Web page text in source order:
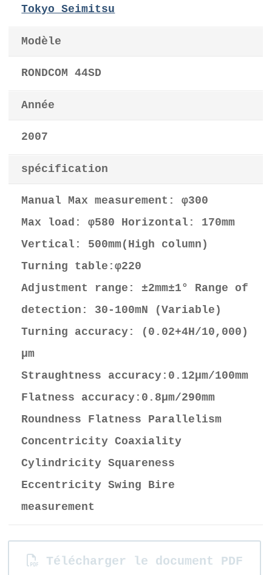
Tokyo Seimitsu
Modèle
RONDCOM 44SD
Année
2007
spécification
Manual Max measurement: φ300
Max load: φ580 Horizontal: 170mm
Vertical: 500mm(High column)
Turning table:φ220
Adjustment range: ±2mm±1° Range of
detection: 30-100mN (Variable)
Turning accuracy: (0.02+4H/10,000)
μm
Straughtness accuracy:0.12μm/100mm
Flatness accuracy:0.8μm/290mm
Roundness Flatness Parallelism
Concentricity Coaxiality
Cylindricity Squareness
Eccentricity Swing Bire
measurement
Télécharger le document PDF